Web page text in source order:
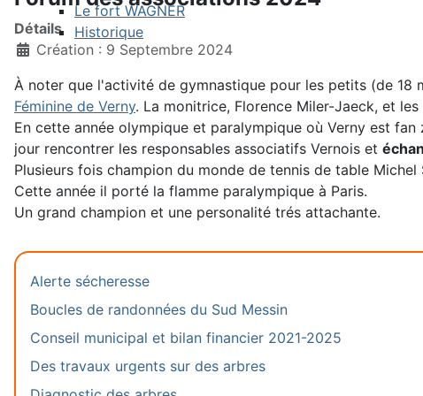
Le fort WAGNER
Historique
Détails
Création : 9 Septembre 2024
À noter que l'activité de gymnastique pour les petits (de 18
Féminine de Verny. La monitrice, Florence Miler-Jaeck, et
En cette année olympique et paralympique où Verny est fan
jour rencontrer les responsables associatifs Vernois et
Plusieurs fois champion du monde de tennis de table
Cette année il porté la flamme paralympique à Paris.
Un grand champion et une personalité trés attachante.
Alerte sécheresse
Boucles de randonnées du Sud Messin
Conseil municipal et bilan financier 2021-2025
Des travaux urgents sur des arbres